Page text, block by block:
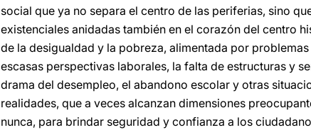
social que ya no separa el centro de las periferias, sino
existenciales anidadas también en el corazón del centro
de la desigualdad y la pobreza, alimentada por
escasas perspectivas laborales, la falta de estructuras y
drama del desempleo, el abandono escolar y otras
realidades, que a veces alcanzan dimensiones
nunca, para brindar seguridad y confianza a los